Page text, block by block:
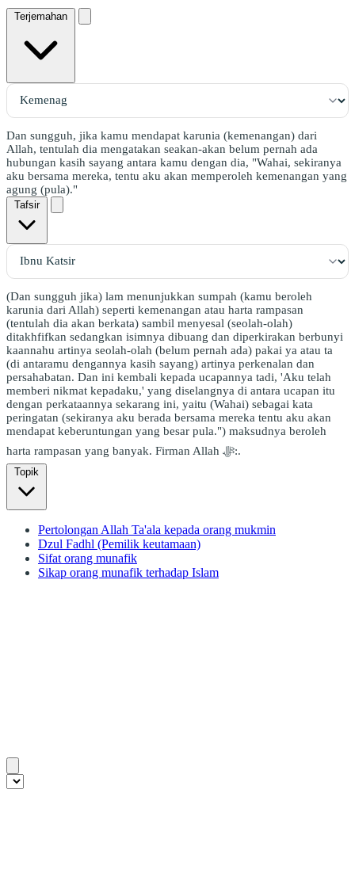
Terjemahan
Dan sungguh, jika kamu mendapat karunia (kemenangan) dari
Allah, tentulah dia mengatakan seakan-akan belum pernah ada
hubungan kasih sayang antara kamu dengan dia, "Wahai, sekiranya
aku bersama mereka, tentu aku akan memperoleh kemenangan yang
agung (pula)."
Tafsir
(Dan sungguh jika) lam menunjukkan sumpah (kamu beroleh
karunia dari Allah) seperti kemenangan atau harta rampasan
(tentulah dia akan berkata) sambil menyesal (seolah-olah)
ditakhfifkan sedangkan isimnya dibuang dan diperkirakan berbunyi
kaannahu artinya seolah-olah (belum pernah ada) pakai ya atau ta
(di antaramu dengannya kasih sayang) artinya perkenalan dan
persahabatan. Dan ini kembali kepada ucapannya tadi, 'Aku telah
memberi nikmat kepadaku,' yang diselangnya di antara ucapan itu
dengan perkataannya sekarang ini, yaitu (Wahai) sebagai kata
peringatan (sekiranya aku berada bersama mereka tentu aku akan
mendapat keberuntungan yang besar pula.") maksudnya beroleh
harta rampasan yang banyak. Firman Allah ﷻ:.
Topik
Pertolongan Allah Ta'ala kepada orang mukmin
Dzul Fadhl (Pemilik keutamaan)
Sifat orang munafik
Sikap orang munafik terhadap Islam